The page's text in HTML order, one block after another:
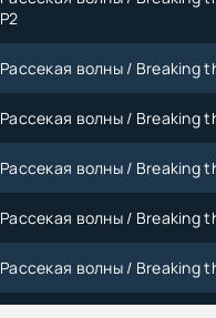
P2
Рассекая волны / Breaking
Рассекая волны / Breaking
Рассекая волны / Breaking
Рассекая волны / Breaking
Рассекая волны / Breaking